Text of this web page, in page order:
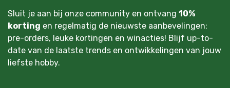
Sluit je aan bij onze community en ontvang 10%
korting en regelmatig de nieuwste aanbevelingen:
pre-orders, leuke kortingen en winacties! Blijf up-to-
date van de laatste trends en ontwikkelingen van jouw
liefste hobby.